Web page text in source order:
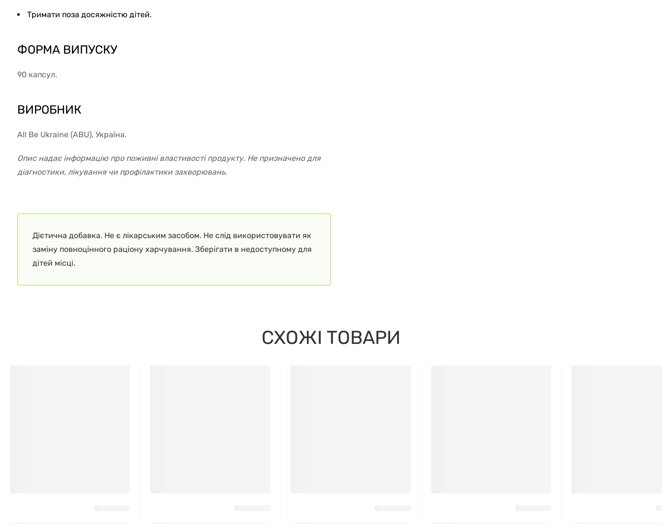
Дієтична добавка. Не є лікарським засобом. Не слід використовувати як
заміну повноцінного раціону харчування. Зберігати в недоступному для
дітей місці.
Тримати поза досяжністю дітей.
ФОРМА ВИПУСКУ
90 капсул.
ВИРОБНИК
All Be Ukraine (ABU), Україна.
Опис надає інформацію про поживні властивості продукту. Не призначено для
діагностики, лікування чи профілактики захворювань.
СХОЖІ ТОВАРИ